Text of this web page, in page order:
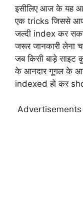
इसीलिए आज के यह
एक tricks जिससे
जल्दी index कर
जरूर जानकारी लेना
जब किसी बाड़े साइट
के आनदार गूगल के
indexed हो कर
Advertisements